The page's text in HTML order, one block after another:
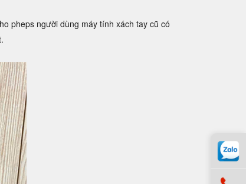
pheps người dùng máy tính xách tay cũ có